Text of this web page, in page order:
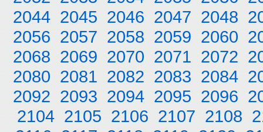
2044 2045 2046 2047 2048
2056 2057 2058 2059 2060
2068 2069 2070 2071 2072
2080 2081 2082 2083 2084
2092 2093 2094 2095 2096
2104 2105 2106 2107 2108